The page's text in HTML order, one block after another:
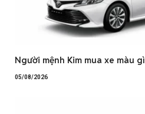
Người mệnh Kim mua xe màu
05/08/2026